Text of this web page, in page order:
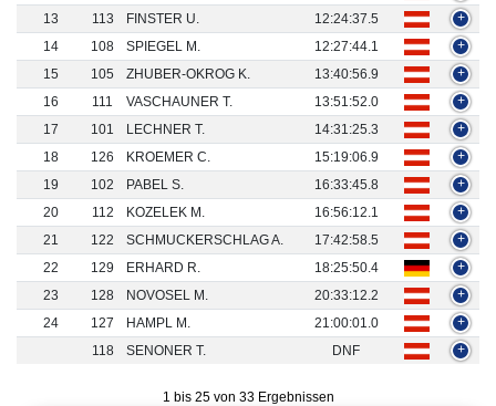
13
113 FINSTER U. 12:24:37.5
+
14
108 SPIEGEL M. 12:27:44.1
+
15
105 ZHUBER-OKROG K. 13:40:56.9
+
16
111 VASCHAUNER T. 13:51:52.0
+
17
101 LECHNER T. 14:31:25.3
+
18
126 KROEMER C. 15:19:06.9
+
19
102 PABEL S. 16:33:45.8
+
20
112 KOZELEK M. 16:56:12.1
+
21
122 SCHMUCKERSCHLAG A. 17:42:58.5
+
22
129 ERHARD R. 18:25:50.4
+
23
128 NOVOSEL M. 20:33:12.2
+
24
127 HAMPL M. 21:00:01.0
+
118
SENONER T. DNF +
1 bis 25 von 33 Ergebnissen